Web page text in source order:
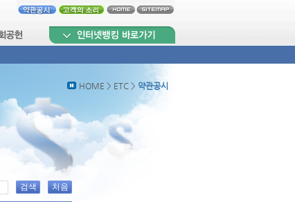
HOME > ETC > 약관공시
검색 처음